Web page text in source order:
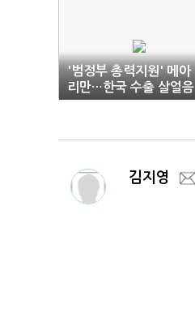
'범정부 총력지원' 메아
리만…한국 수출 살얼음
판
김지영